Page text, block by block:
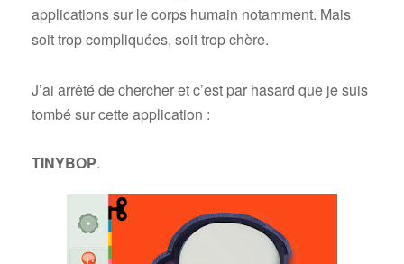
applications sur le corps humain notamment. Mais
soit trop compliquées, soit trop chère.
J’ai arrêté de chercher et c’est par hasard que je suis
tombé sur cette application :
TINYBOP.